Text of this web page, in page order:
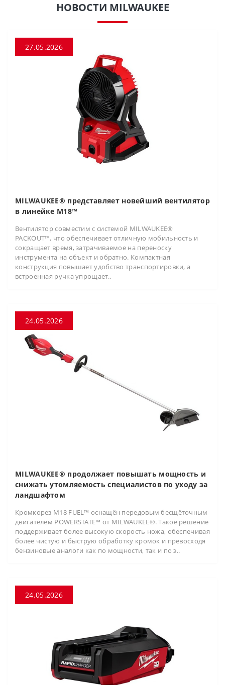
НОВОСТИ MILWAUKEE
27.05.2026
MILWAUKEE® представляет новейший вентилятор
в линейке M18™
Вентилятор совместим с системой MILWAUKEE®
PACKOUT™, что обеспечивает отличную мобильность и
сокращает время, затрачиваемое на переноску
инструмента на объект и обратно. Компактная
конструкция повышает удобство транспортировки, а
встроенная ручка упрощает..
24.05.2026
MILWAUKEE® продолжает повышать мощность и
снижать утомляемость специалистов по уходу за
ландшафтом
Кромкорез M18 FUEL™ оснащён передовым бесщёточным
двигателем POWERSTATE™ от MILWAUKEE®. Такое решение
поддерживает более высокую скорость ножа, обеспечивая
более чистую и быструю обработку кромок и превосходя
бензиновые аналоги как по мощности, так и по э..
24.05.2026